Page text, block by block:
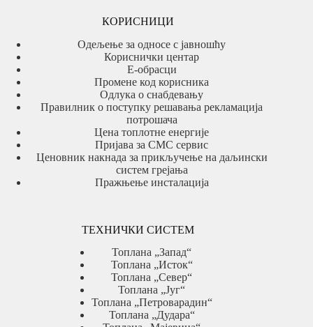
КОРИСНИЦИ
Одељење за односе с јавношћу
Кориснички центар
Е-обрасци
Промене код корисника
Одлука о снабдевању
Правилник о поступку решавања рекламација
потрошача
Цена топлотне енергије
Пријава за СМС сервис
Ценовник накнада за прикључење на даљински
систем грејања
Пражњење инсталација
ТЕХНИЧКИ СИСТЕМ
Топлана „Запад“
Топлана „Исток“
Топлана „Север“
Топлана „Југ“
Топлана „Петроварадин“
Топлана „Дудара“